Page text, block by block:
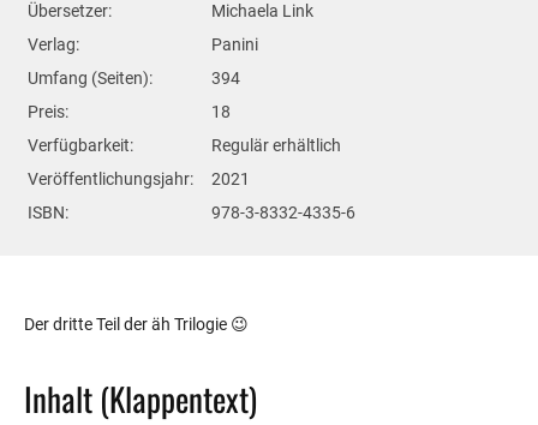
Übersetzer:
Michaela Link
Verlag:
Panini
Umfang (Seiten):
394
Preis:
18
Verfügbarkeit:
Regulär erhältlich
Veröffentlichungsjahr:
2021
ISBN:
978-3-8332-4335-6
Der dritte Teil der äh Trilogie 😉
Inhalt (Klappentext)